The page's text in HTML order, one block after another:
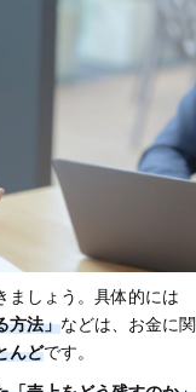
ましょう。具体的には
方法」などは、お金に関
んどです。